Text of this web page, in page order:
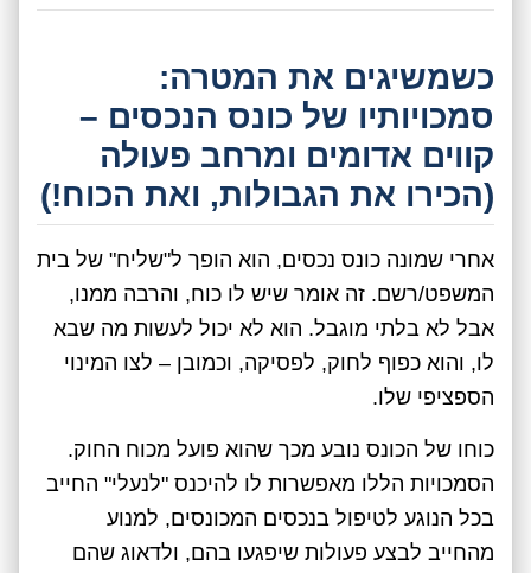
כשמשיגים את המטרה:
סמכויותיו של כונס הנכסים –
קווים אדומים ומרחב פעולה
(הכירו את הגבולות, ואת הכוח!)
אחרי שמונה כונס נכסים, הוא הופך ל"שליח" של בית
המשפט/רשם. זה אומר שיש לו כוח, והרבה ממנו,
אבל לא בלתי מוגבל. הוא לא יכול לעשות מה שבא
לו, והוא כפוף לחוק, לפסיקה, וכמובן – לצו המינוי
הספציפי שלו.
כוחו של הכונס נובע מכך שהוא פועל מכוח החוק.
הסמכויות הללו מאפשרות לו להיכנס "לנעלי" החייב
בכל הנוגע לטיפול בנכסים המכונסים, למנוע
מהחייב לבצע פעולות שיפגעו בהם, ולדאוג שהם